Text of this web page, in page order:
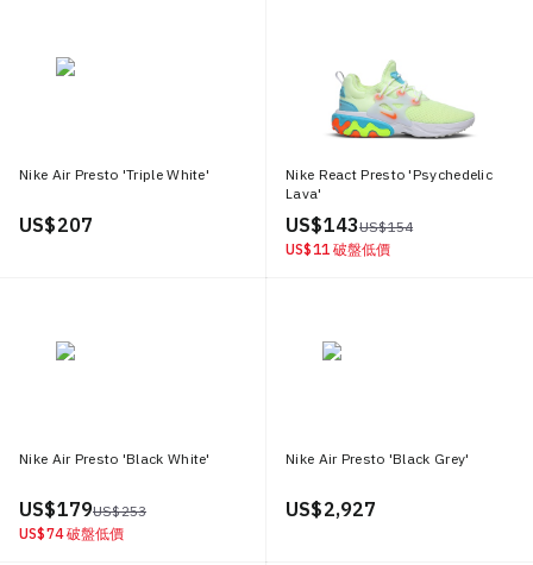
Nike Air Presto 'Triple White'
US$ 207
Nike React Presto 'Psychedelic
Lava'
US$ 143US$ 154
US$ 11 破盤低價
Nike Air Presto 'Black White'
US$ 179US$ 253
US$ 74 破盤低價
Nike Air Presto 'Black Grey'
US$ 2,927